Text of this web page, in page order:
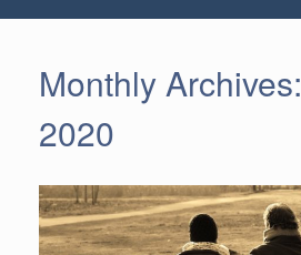
Monthly Archives:
2020